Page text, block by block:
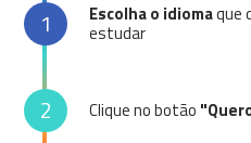
1 Escolha o idiomaque
estudar
2 Clique no botão